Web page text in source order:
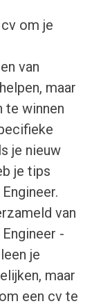
om je
van
maar
te winnen
je nieuw
je tips
van
-
je
maar
een cv te